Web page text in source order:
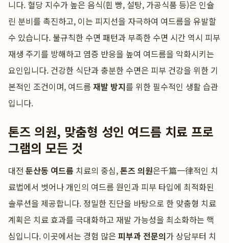
니다. 혈당 지수가 높은 음식(흰 빵, 설탕, 가공식품 등)은 인슐
린 분비를 촉진하고, 이는 피지선을 자극하여 여드름을 유발할
수 있습니다. 불규칙한 수면 패턴과 부족한 수면 시간 역시 피부
재생 주기를 방해하고 염증 반응을 높여 여드름을 악화시키는
요인입니다. 건강한 식단과 충분한 수면은 피부 건강을 위한 기
본적인 조건이며, 여드름 재발 방지를 위한 필수적인 생활 습관
입니다.
톤즈 의원, 맞춤형 성인 여드름 치료 프로
그램의 모든 것
대전 둔산동 여드름 치료의 중심,톤즈 의원은千篇一律적인 치
료법에서 벗어나 개인의 여드름 원인과 피부 타입에 최적화된
솔루션을 제공합니다. 정밀한 진단을 바탕으로 한 맞춤형 치료
계획은 치료 효과를 극대화하고 재발 가능성을 최소화하는 핵
심입니다. 이곳에서는 경험 많은 피부과 전문의가 상담부터 치